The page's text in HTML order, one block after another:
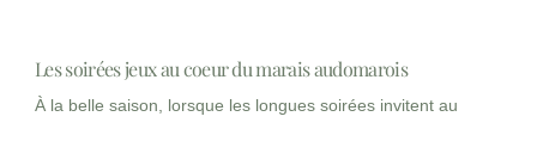
Les soirées jeux au coeur du marais audomarois
À la belle saison, lorsque les longues soirées invitent au